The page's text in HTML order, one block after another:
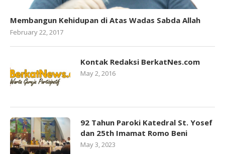
Membangun Kehidupan di Atas Wadas Sabda Allah
February 22, 2017
Kontak Redaksi BerkatNes.com
May 2, 2016
92 Tahun Paroki Katedral St. Yosef
dan 25th Imamat Romo Beni
May 3, 2023